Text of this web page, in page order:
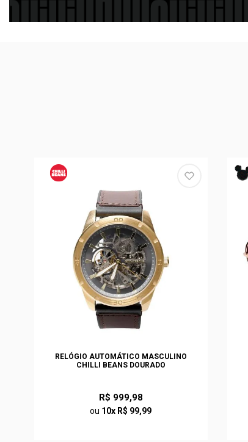
RELÓGIO AUTOMÁTICO MASCULINO
CHILLI BEANS DOURADO
R$ 999,98
ou 10x R$ 99,99